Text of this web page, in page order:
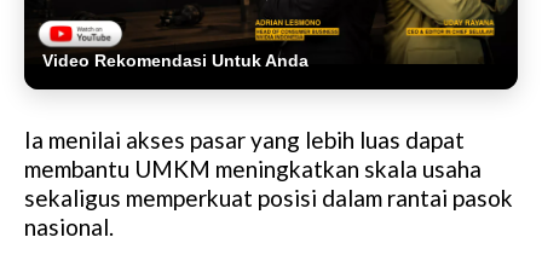
Video Rekomendasi Untuk Anda
Ia menilai akses pasar yang lebih luas dapat
membantu UMKM meningkatkan skala usaha
sekaligus memperkuat posisi dalam rantai pasok
nasional.